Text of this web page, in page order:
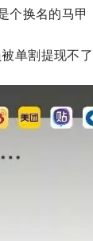
换名的马甲
单割提现不